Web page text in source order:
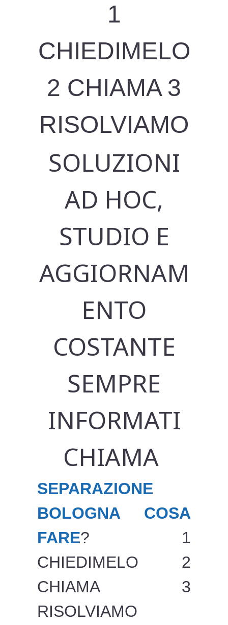
1
CHIEDIMELO
2 CHIAMA 3
RISOLVIAMO
SOLUZIONI
AD HOC,
STUDIO E
AGGIORNAM
ENTO
COSTANTE
SEMPRE
INFORMATI
CHIAMA
SEPARAZIONE
BOLOGNA COSA
FARE? 1
CHIEDIMELO 2
CHIAMA 3
RISOLVIAMO